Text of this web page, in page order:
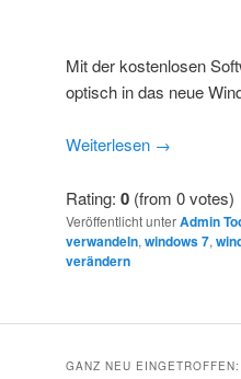
Mit der kostenlosen
optisch in das neue
Weiterlesen →
Rating: 0 (from 0 votes)
Veröffentlicht unterAdmin
verwandeln, windows 7,
verändern
GANZ NEU EINGETROFFEN: